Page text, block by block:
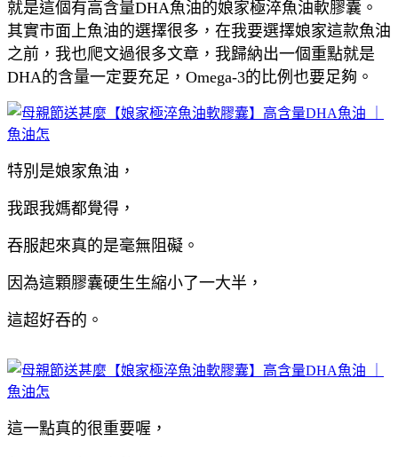
就是這個有高含量DHA魚油的娘家極淬魚油軟膠囊。
其實市面上魚油的選擇很多，在我要選擇娘家這款魚油
之前，我也爬文過很多文章，我歸納出一個重點就是
DHA的含量一定要充足，Omega-3的比例也要足夠。
特別是娘家魚油，
我跟我媽都覺得，
吞服起來真的是毫無阻礙。
因為這顆膠囊硬生生縮小了一大半，
這超好吞的。
這一點真的很重要喔，